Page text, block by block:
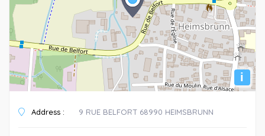
i
Address : 9 RUE BELFORT 68990 HEIMSBRUNN